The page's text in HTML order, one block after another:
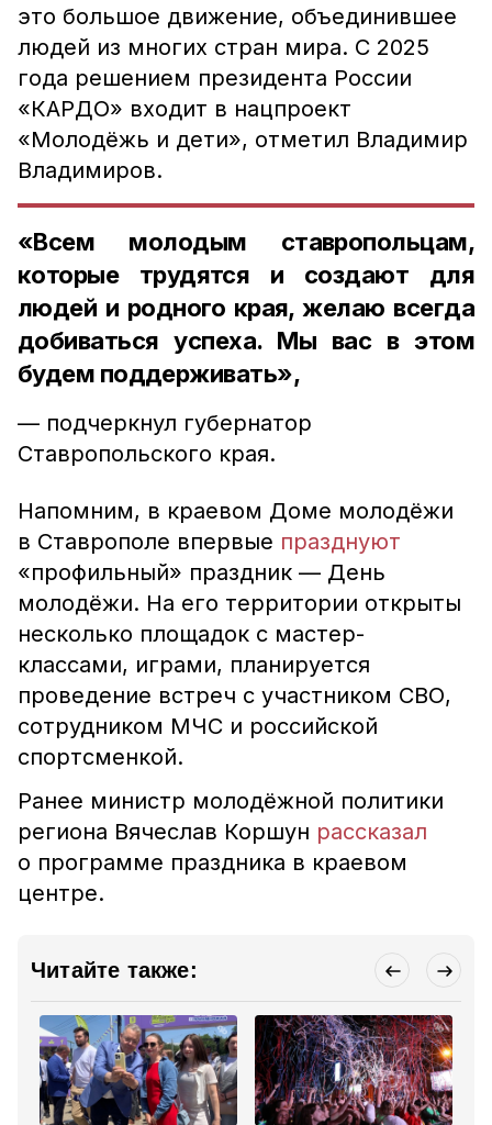
это большое движение, объединившее
людей из многих стран мира. С 2025
года решением президента России
«КАРДО» входит в нацпроект
«Молодёжь и дети», отметил Владимир
Владимиров.
«Всем молодым ставропольцам,
которые трудятся и создают для
людей и родного края, желаю всегда
добиваться успеха. Мы вас в этом
будем поддерживать»,
— подчеркнул губернатор
Ставропольского края.
Напомним, в краевом Доме молодёжи
в Ставрополе впервые празднуют
«профильный» праздник — День
молодёжи. На его территории открыты
несколько площадок с мастер-
классами, играми, планируется
проведение встреч с участником СВО,
сотрудником МЧС и российской
спортсменкой.
Ранее министр молодёжной политики
региона Вячеслав Коршун рассказал
о программе праздника в краевом
центре.
Читайте также: